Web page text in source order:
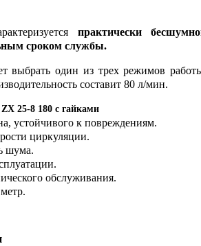
практически
сроком службы.
выбрать один из трех режимов
составит 80 л/мин.
25-8 180 с гайками
устойчивого к повреждениям.
циркуляции.
шума.
обслуживания.